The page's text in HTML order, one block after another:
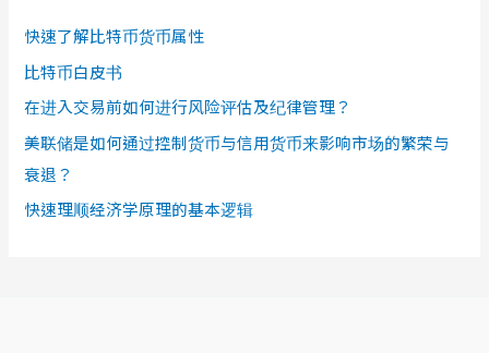
快速了解比特币货币属性
比特币白皮书
在进入交易前如何进行风险评估及纪律管理？
美联储是如何通过控制货币与信用货币来影响市场的繁荣与
衰退？
快速理顺经济学原理的基本逻辑